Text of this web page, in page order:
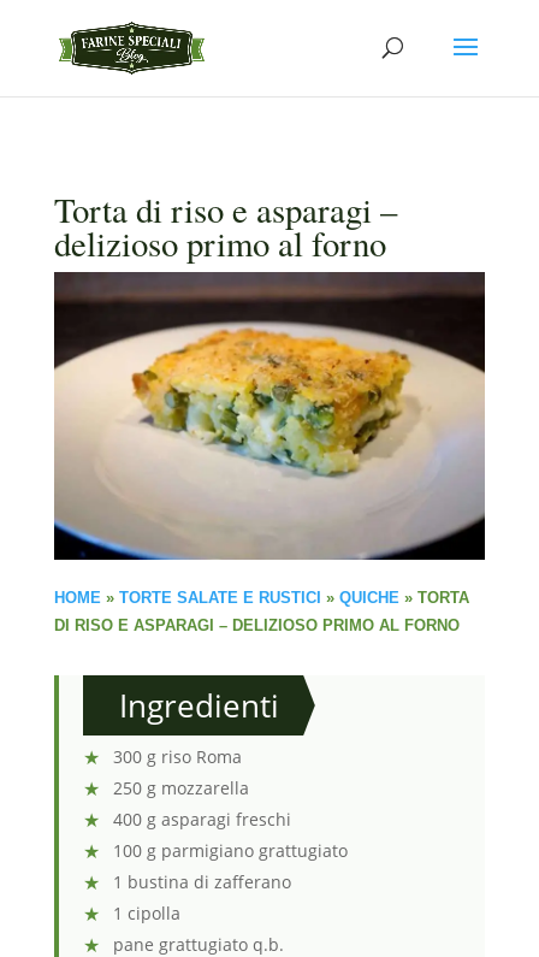
Torta di riso e asparagi –
delizioso primo al forno
HOME » TORTE SALATE E RUSTICI » QUICHE » TORTA
DI RISO E ASPARAGI – DELIZIOSO PRIMO AL FORNO
Ingredienti
300 g riso Roma
250 g mozzarella
400 g asparagi freschi
100 g parmigiano grattugiato
1 bustina di zafferano
1 cipolla
pane grattugiato q.b.